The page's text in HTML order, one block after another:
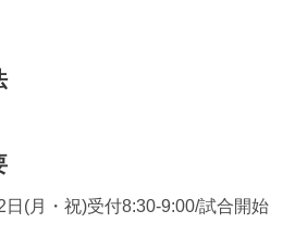
日(月・祝)受付8:30-9:00/試合開始